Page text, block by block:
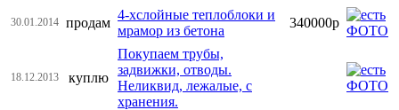
30.01.2014 продам
4-хслойные теплоблоки и
мрамор из бетона
340000р
18.12.2013 куплю
Покупаем трубы,
задвижки, отводы.
Неликвид, лежалые, с
хранения.